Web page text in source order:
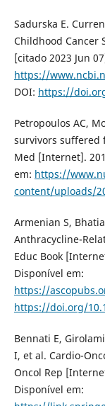
Sadurska E.
Childhood Cancer
[citado 2023 Jun
https://
DOI: https://
Petropoulos AC,
survivors suffered
Med [Internet].
em: https://
content/uploads/
Armenian S,
Anthracycline-
Educ Book
Disponível em:
https://
https://doi.org/
Bennati E,
I, et al. Cardio-
Oncol Rep
Disponível em: